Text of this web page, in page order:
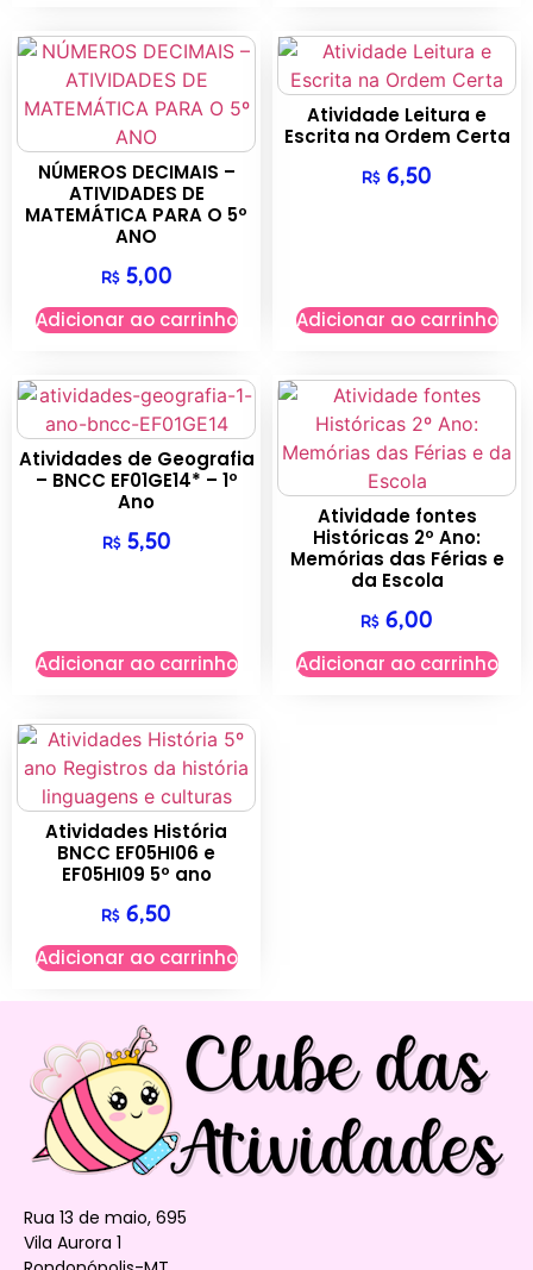
NÚMEROS DECIMAIS –
ATIVIDADES DE
MATEMÁTICA PARA O 5º
ANO
R$5,00
Adicionar ao carrinho
Atividade Leitura e
Escrita na Ordem Certa
R$ 6,50
Adicionar ao carrinho
Atividades de Geografia
– BNCC EF01GE14* – 1º
Ano
R$5,50
Adicionar ao carrinho
Atividade fontes
Históricas 2º Ano:
Memórias das Férias e
da Escola
R$ 6,00
Adicionar ao carrinho
Atividades História
BNCC EF05HI06 e
EF05HI09 5º ano
R$ 6,50
Adicionar ao carrinho
Rua 13 de maio, 695
Vila Aurora 1